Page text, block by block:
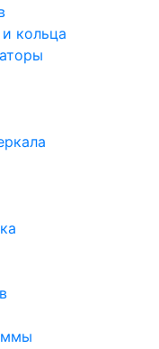
кольца